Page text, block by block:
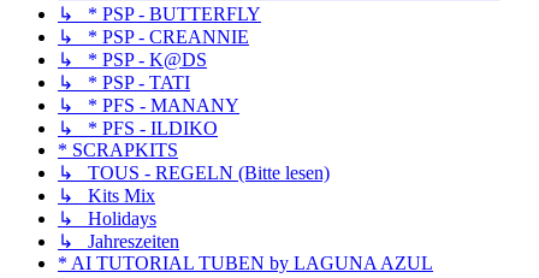
↳ * PSP - BUTTERFLY
↳ * PSP - CREANNIE
↳ * PSP - K@DS
↳ * PSP - TATI
↳ * PFS - MANANY
↳ * PFS - ILDIKO
* SCRAPKITS
↳ TOUS - REGELN (Bitte lesen)
↳ Kits Mix
↳ Holidays
↳ Jahreszeiten
* AI TUTORIAL TUBEN by LAGUNA AZUL